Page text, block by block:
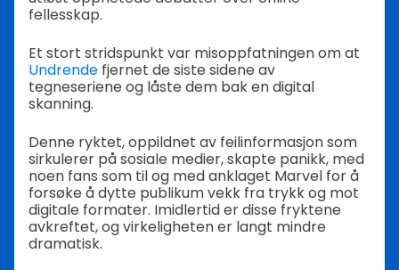
fellesskap.
Et stort stridspunkt var misoppfatningen om at
Undrende fjernet de siste sidene av
tegneseriene og låste dem bak en digital
skanning.
Denne ryktet, oppildnet av feilinformasjon som
sirkulerer på sosiale medier, skapte panikk, med
noen fans som til og med anklaget Marvel for å
forsøke å dytte publikum vekk fra trykk og mot
digitale formater. Imidlertid er disse fryktene
avkreftet, og virkeligheten er langt mindre
dramatisk.